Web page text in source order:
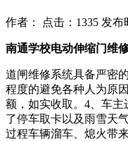
作者： 点击：1335 发布
南通学校电动伸缩门维
道闸维修系统具备严密
程度的避免各种人为原
额，如实收取。4、车
了停车取卡以及雨雪天
过程车辆溜车、熄火带